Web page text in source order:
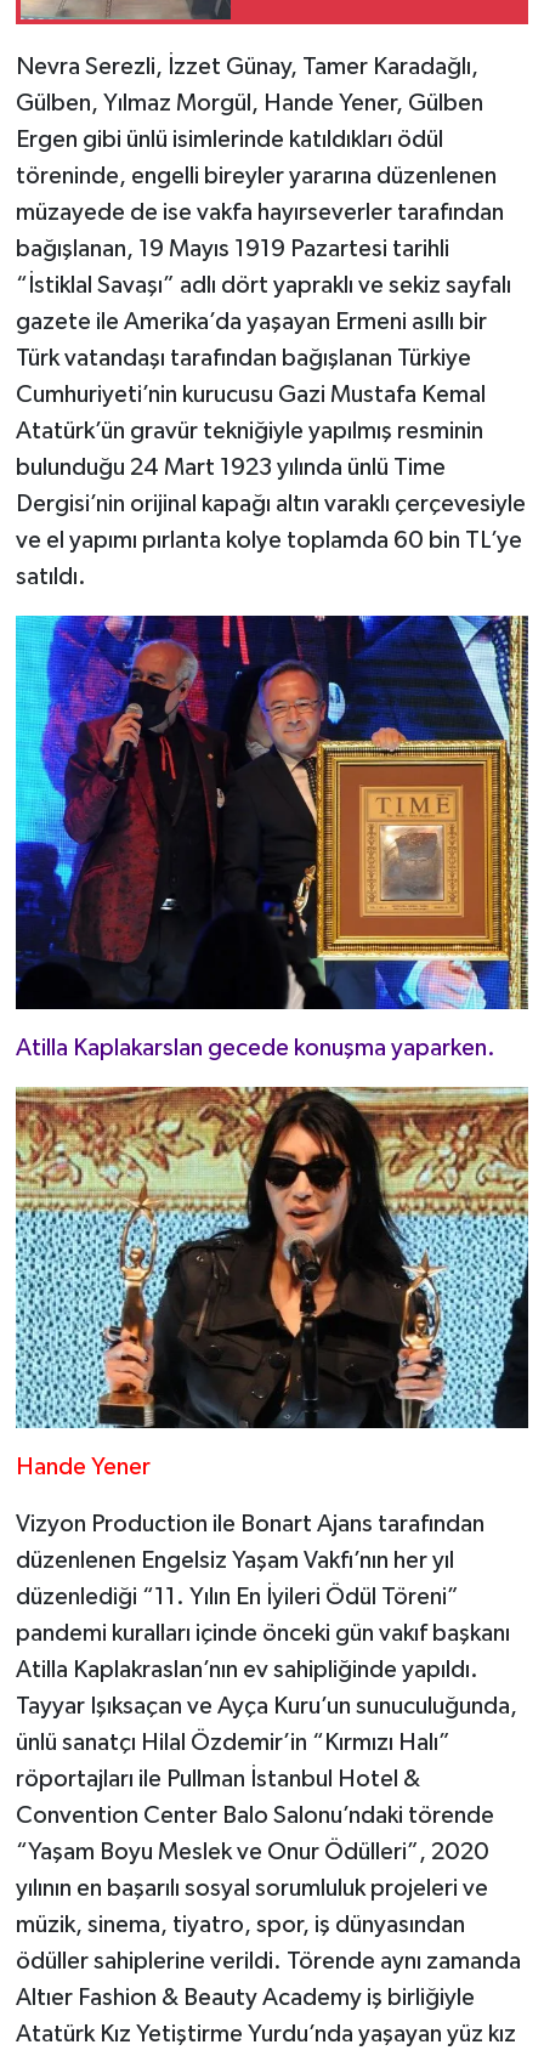
Nevra Serezli, İzzet Günay, Tamer Karadağlı,
Gülben, Yılmaz Morgül, Hande Yener, Gülben
Ergen gibi ünlü isimlerinde katıldıkları ödül
töreninde, engelli bireyler yararına düzenlenen
müzayede de ise vakfa hayırseverler tarafından
bağışlanan, 19 Mayıs 1919 Pazartesi tarihli
“İstiklal Savaşı” adlı dört yapraklı ve sekiz sayfalı
gazete ile Amerika’da yaşayan Ermeni asıllı bir
Türk vatandaşı tarafından bağışlanan Türkiye
Cumhuriyeti’nin kurucusu Gazi Mustafa Kemal
Atatürk’ün gravür tekniğiyle yapılmış resminin
bulunduğu 24 Mart 1923 yılında ünlü Time
Dergisi’nin orijinal kapağı altın varaklı çerçevesiyle
ve el yapımı pırlanta kolye toplamda 60 bin TL’ye
satıldı.
Atilla Kaplakarslan gecede konuşma yaparken.
Hande Yener
Vizyon Production ile Bonart Ajans tarafından
düzenlenen Engelsiz Yaşam Vakfı’nın her yıl
düzenlediği “11. Yılın En İyileri Ödül Töreni”
pandemi kuralları içinde önceki gün vakıf başkanı
Atilla Kaplakraslan’nın ev sahipliğinde yapıldı.
Tayyar Işıksaçan ve Ayça Kuru’un sunuculuğunda,
ünlü sanatçı Hilal Özdemir’in “Kırmızı Halı”
röportajları ile Pullman İstanbul Hotel &
Convention Center Balo Salonu’ndaki törende
“Yaşam Boyu Meslek ve Onur Ödülleri”, 2020
yılının en başarılı sosyal sorumluluk projeleri ve
müzik, sinema, tiyatro, spor, iş dünyasından
ödüller sahiplerine verildi. Törende aynı zamanda
Altıer Fashion & Beauty Academy iş birliğiyle
Atatürk Kız Yetiştirme Yurdu’nda yaşayan yüz kız